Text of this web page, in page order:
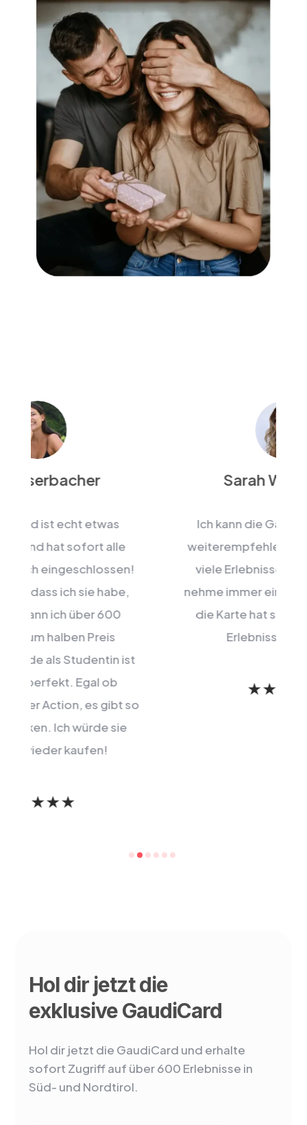
Sarah Weidacher
Ich kann die GaudiCard absolut
weiterempfehlen! Es stehen super
viele Erlebnisse zur Auswahl. Ich
nehme immer eine Freundin mit und
die Karte hat sich bereits nach 2
Erlebnissen gelohnt.
Hol dir jetzt die
exklusive GaudiCard
Hol dir jetzt die GaudiCard und erhalte
sofort Zugriff auf über 600 Erlebnisse in
Süd- und Nordtirol.